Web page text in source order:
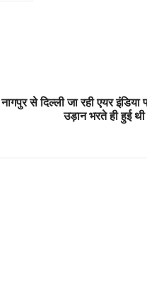
नागपुर से दिल्ली जा रही एयर
उड़ान भरते ही हुई